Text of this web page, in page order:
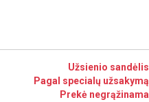
Užsienio sandėlis
Pagal specialų užsakymą
Prekė negrąžinama